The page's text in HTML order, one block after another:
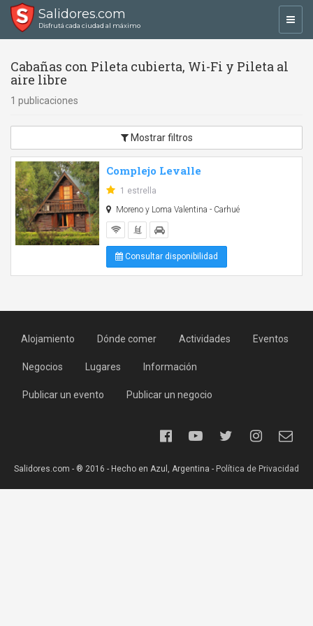
Salidores.com
Disfrutá cada ciudad al máximo
Cabañas con Pileta cubierta, Wi-Fi y Pileta al
aire libre
1 publicaciones
Mostrar filtros
Complejo Levalle
1 estrella
Moreno y Loma Valentina - Carhué
Consultar disponibilidad
Alojamiento Dónde comer Actividades Eventos
Negocios Lugares Información
Publicar un evento Publicar un negocio
Salidores.com - ® 2016 - Hecho en Azul, Argentina - Política de Privacidad